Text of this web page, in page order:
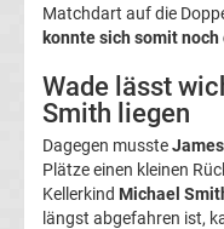
Infos
Telekom
Eishockey
Matchdart auf die
konnte sich somit
Wade lässt
Smith liegen
Dagegen musste
Plätze einen kleinen
Kellerkind Michael
längst abgefahren ist,